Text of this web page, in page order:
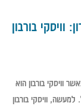
וויסקי בורבון
וויסקי בורבון הוא
וויסקי בורבון